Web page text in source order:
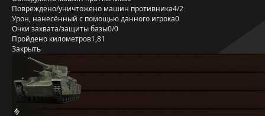
Повреждено/уничтожено машин противника4/2
Урон, нанесённый с помощью данного игрока0
Очки захвата/защиты базы0/0
Пройдено километров1,81
Закрыть